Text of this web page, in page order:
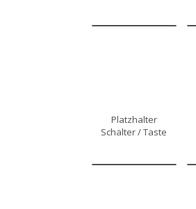
Platzhalter
Schalter / Taste